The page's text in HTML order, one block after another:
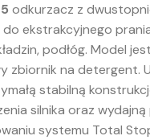
odkurzacz z
ekstrakcyjnego
podłóg. Model
zbiornik na detergent.
stabilną
silnika oraz
systemu Total